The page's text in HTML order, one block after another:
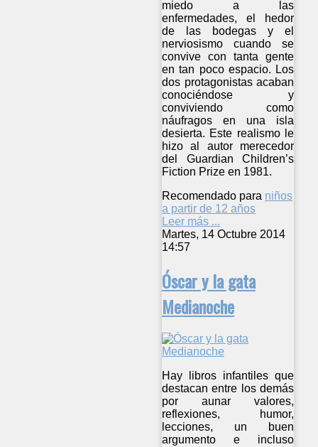
miedo a las
enfermedades, el hedor
de las bodegas y el
nerviosismo cuando se
convive con tanta gente
en tan poco espacio. Los
dos protagonistas acaban
conociéndose y
conviviendo como
náufragos en una isla
desierta. Este realismo le
hizo al autor merecedor
del Guardian Children’s
Fiction Prize en 1981.
Recomendado para niños
a partir de 12 años
Leer más ...
Martes, 14 Octubre 2014
14:57
Óscar y la gata
Medianoche
Hay libros infantiles que
destacan entre los demás
por aunar valores,
reflexiones, humor,
lecciones, un buen
argumento e incluso